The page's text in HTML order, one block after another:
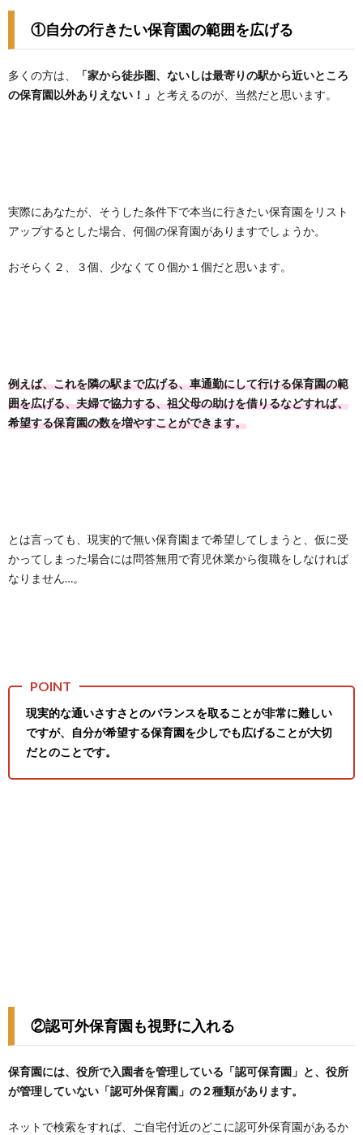
①自分の行きたい保育園の範囲を広げる
多くの方は、
「家から徒歩圏、ないしは最寄りの駅から近いところ
の保育園以外ありえない！」 と考えるのが、当然だと思います。
実際にあなたが、そうした条件下で本当に行きたい保育園をリスト
アップするとした場合、何個の保育園がありますでしょうか。
おそらく２、３個、少なくて０個か１個だと思います。
例えば、これを隣の駅まで広げる、車通勤にして行ける保育園の範
囲を広げる、夫婦で協力する、祖父母の助けを借りるなどすれば、
希望する保育園の数を増やすことができます。
とは言っても、現実的で無い保育園まで希望してしまうと、仮に受
かってしまった場合には問答無用で育児休業から復職をしなければ
なりません…。
現実的な通いさすさとのバランスを取ることが非常に難しい
ですが、自分が希望する保育園を少しでも広げることが大切
だとのことです。
②認可外保育園も視野に入れる
保育園には、役所で入園者を管理している「認可保育園」と、役所
が管理していない「認可外保育園」の２種類があります。
ネットで検索をすれば、ご自宅付近のどこに認可外保育園があるか